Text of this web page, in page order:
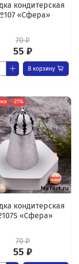
кондитерская
«Сфера»
70 ₽
55 ₽
В корзину
-21%
кондитерская
«Сфера»
70 ₽
55 ₽